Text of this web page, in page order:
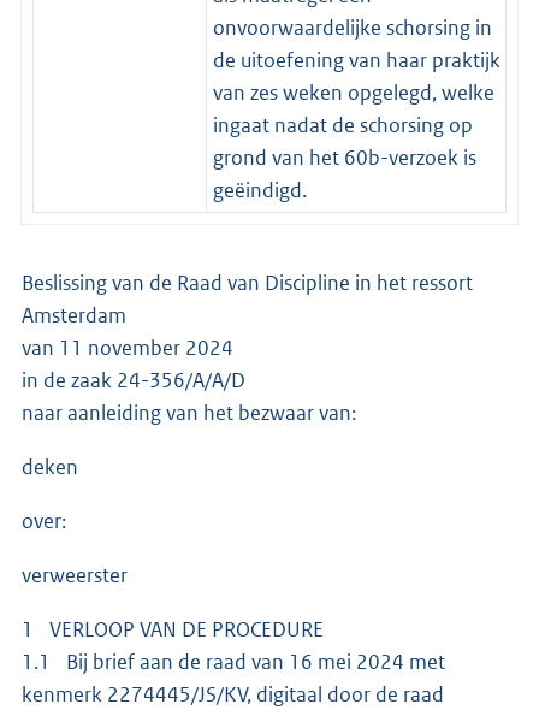
onvoorwaardelijke schorsing in
de uitoefening van haar praktijk
van zes weken opgelegd, welke
ingaat nadat de schorsing op
grond van het 60b-verzoek is
geëindigd.
Beslissing van de Raad van Discipline in het ressort
Amsterdam
van 11 november 2024
in de zaak 24-356/A/A/D
naar aanleiding van het bezwaar van:
deken
over:
verweerster
1 VERLOOP VAN DE PROCEDURE
1.1 Bij brief aan de raad van 16 mei 2024 met
kenmerk 2274445/JS/KV, digitaal door de raad